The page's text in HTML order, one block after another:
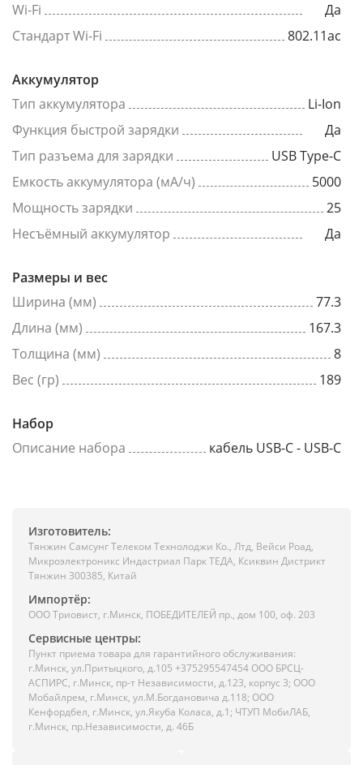
Wi-Fi
Да
Стандарт Wi-Fi
802.11ac
Аккумулятор
Тип аккумулятора
Li-Ion
Функция быстрой зарядки
Да
Тип разъема для зарядки
USB Type-C
Емкость аккумулятора (мА/ч)
5000
Мощность зарядки
25
Несъёмный аккумулятор
Да
Размеры и вес
Ширина (мм)
77.3
Длина (мм)
167.3
Толщина (мм)
8
Вес (гр)
189
Набор
Описание набора
кабель USB-C - USB-C
Изготовитель:
Тянжин Самсунг Телеком Технолоджи Ко., Лтд, Вейси Роад,
Микроэлектроникс Индастриал Парк ТЕДА, Ксиквин Дистрикт
Тянжин 300385, Китай
Импортёр:
ООО Триовист, г.Минск, ПОБЕДИТЕЛЕЙ пр., дом 100, оф. 203
Сервисные центры:
Пункт приема товара для гарантийного обслуживания:
г.Минск, ул.Притыцкого, д.105 +375295547454 ООО БРСЦ-
АСПИРС, г.Минск, пр-т Независимости, д.123, корпус 3; ООО
Мобайлрем, г.Минск, ул.М.Богдановича д.118; ООО
Кенфордбел, г.Минск, ул.Якуба Коласа, д.1; ЧТУП МобиЛАБ,
г.Минск, пр.Независимости, д. 46Б